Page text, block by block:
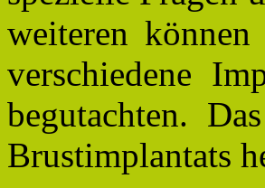
weiteren
verschiedene
begutachten.
Brustimplantats